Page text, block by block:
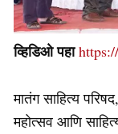
व्हिडिओ पहा
मातंग साहित्य
महोत्सव आणि